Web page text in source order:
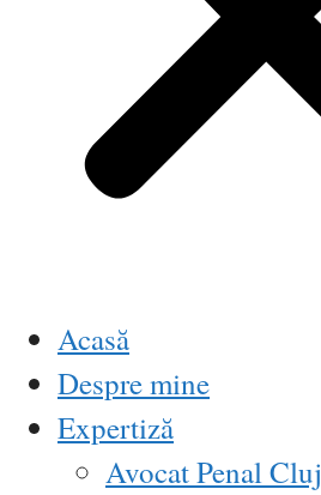
Acasă
Despre mine
Expertiză
Avocat Penal Cluj